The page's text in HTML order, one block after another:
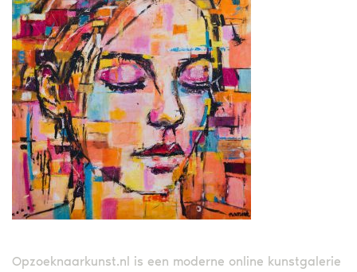
Opzoeknaarkunst.nl is een moderne online kunstgalerie